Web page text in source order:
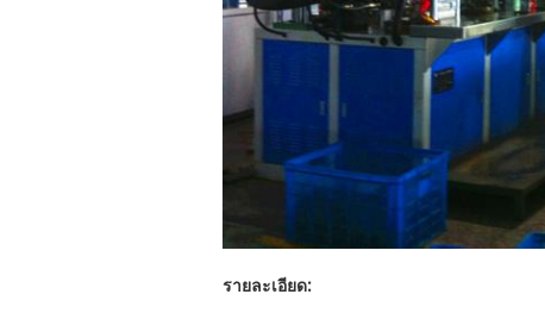
รายละเอียด: